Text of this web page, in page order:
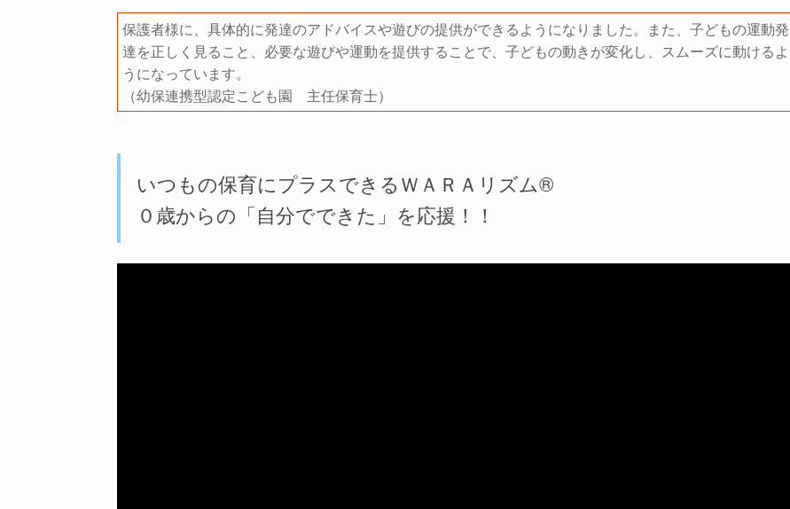
保護者様に、具体的に発達のアドバイスや遊びの提供ができるようになりました。また、子どもの運動発
達を正しく見ること、必要な遊びや運動を提供することで、子どもの動きが変化し、スムーズに動けるよ
うになっています。
（幼保連携型認定こども園 主任保育士）
いつもの保育にプラスできるＷＡＲＡリズム®
０歳からの「自分でできた」を応援！！